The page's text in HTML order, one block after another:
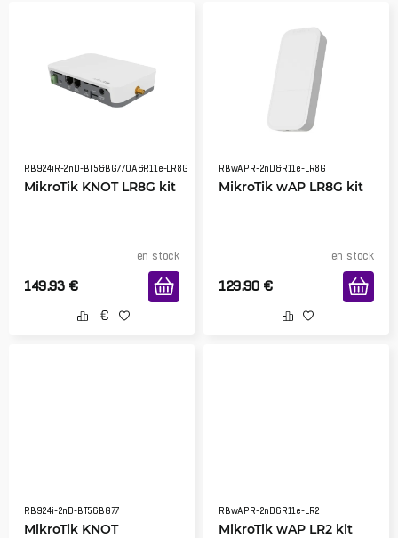
RB924iR-2nD-BT5&BG770A&R11e-LR8G
MikroTik KNOT LR8G kit
en stock
149.93 €
RBwAPR-2nD&R11e-LR8G
MikroTik wAP LR8G kit
en stock
129.90 €
RB924i-2nD-BT5&BG77
MikroTik KNOT
RBwAPR-2nD&R11e-LR2
MikroTik wAP LR2 kit